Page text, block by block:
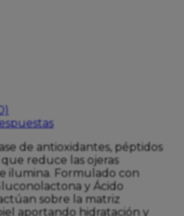
de antioxidantes, péptidos
reduce las ojeras
ilumina. Formulado con
y Ácido
sobre la matriz
aportando hidratación y